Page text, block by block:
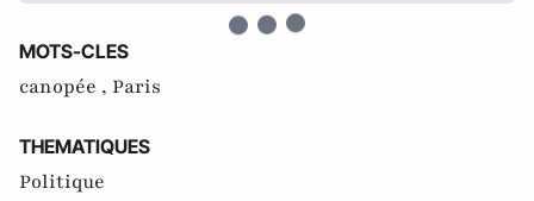
MOTS-CLES
canopée , Paris
THEMATIQUES
Politique